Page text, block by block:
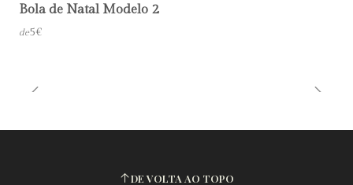
Bola de Natal Modelo 2
de5€
DE VOLTA AO TOPO